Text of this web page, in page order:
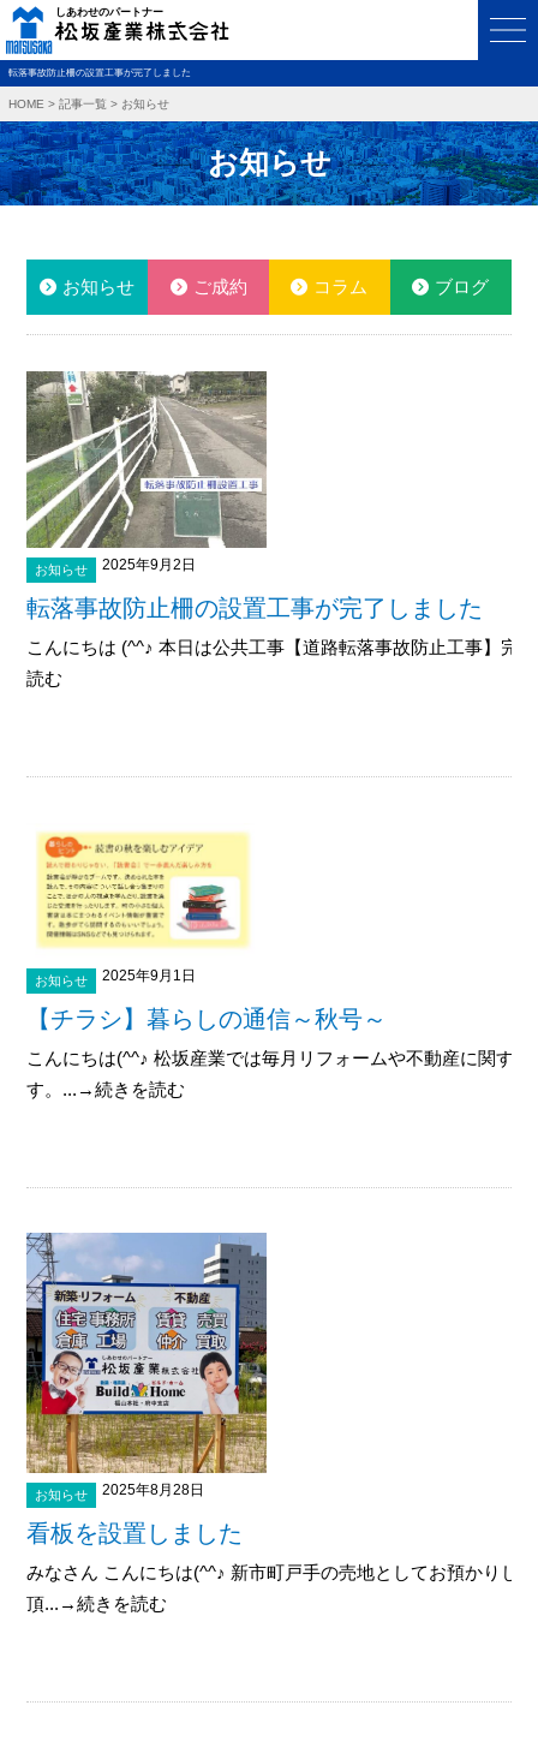
転落事故防止柵の設置工事が完了しました
HOME > 記事一覧 > お知らせ
お知らせ
お知らせ ご成約 コラム ブログ
お知らせ 2025年9月2日
転落事故防止柵の設置工事が完了しました
こんにちは (^^♪ 本日は公共工事【道路転落事故防止工事】完
読む
お知らせ 2025年9月1日
【チラシ】暮らしの通信～秋号～
こんにちは(^^♪ 松坂産業では毎月リフォームや不動産に関す
す。...→続きを読む
お知らせ 2025年8月28日
看板を設置しました
みなさん こんにちは(^^♪ 新市町戸手の売地としてお預かりし
頂...→続きを読む